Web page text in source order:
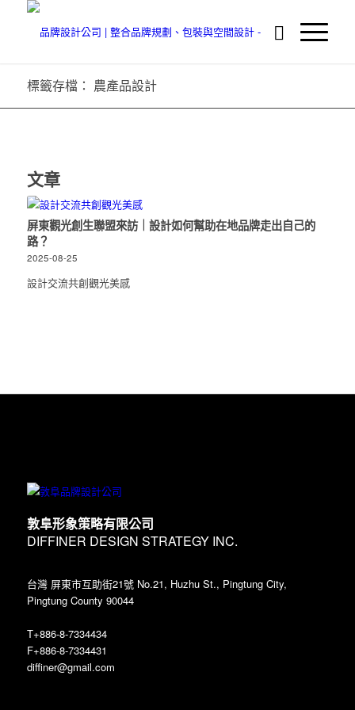
標籤存檔： 農產品設計
文章
屏東觀光創生聯盟來訪｜設計如何幫助在地品牌走出自己的
路？
2025-08-25
設計交流共創觀光美感
敦阜形象策略有限公司
DIFFINER DESIGN STRATEGY INC.
台灣 屏東市互助街21號 No.21, Huzhu St., Pingtung City,
Pingtung County 90044
T+886-8-7334434
F+886-8-7334431
diffiner@gmail.com